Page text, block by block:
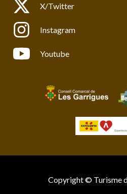
X/Twitter
Instagram
Youtube
Copyright © Turisme